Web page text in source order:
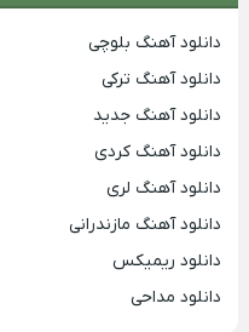
دانلود آهنگ بلوچی
دانلود آهنگ ترکی
دانلود آهنگ جدید
دانلود آهنگ کردی
دانلود آهنگ لری
دانلود آهنگ مازندرانی
دانلود ریمیکس
دانلود مداحی